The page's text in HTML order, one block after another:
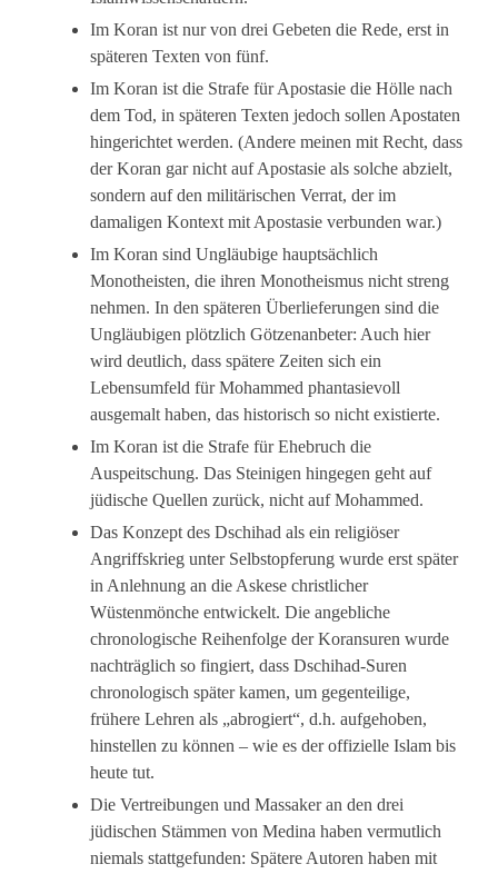
Im Koran ist nur von drei Gebeten die Rede, erst in
späteren Texten von fünf.
Im Koran ist die Strafe für Apostasie die Hölle nach
dem Tod, in späteren Texten jedoch sollen Apostaten
hingerichtet werden. (Andere meinen mit Recht, dass
der Koran gar nicht auf Apostasie als solche abzielt,
sondern auf den militärischen Verrat, der im
damaligen Kontext mit Apostasie verbunden war.)
Im Koran sind Ungläubige hauptsächlich
Monotheisten, die ihren Monotheismus nicht streng
nehmen. In den späteren Überlieferungen sind die
Ungläubigen plötzlich Götzenanbeter: Auch hier
wird deutlich, dass spätere Zeiten sich ein
Lebensumfeld für Mohammed phantasievoll
ausgemalt haben, das historisch so nicht existierte.
Im Koran ist die Strafe für Ehebruch die
Auspeitschung. Das Steinigen hingegen geht auf
jüdische Quellen zurück, nicht auf Mohammed.
Das Konzept des Dschihad als ein religiöser
Angriffskrieg unter Selbstopferung wurde erst später
in Anlehnung an die Askese christlicher
Wüstenmönche entwickelt. Die angebliche
chronologische Reihenfolge der Koransuren wurde
nachträglich so fingiert, dass Dschihad-Suren
chronologisch später kamen, um gegenteilige,
frühere Lehren als „abrogiert“, d.h. aufgehoben,
hinstellen zu können – wie es der offizielle Islam bis
heute tut.
Die Vertreibungen und Massaker an den drei
jüdischen Stämmen von Medina haben vermutlich
niemals stattgefunden: Spätere Autoren haben mit